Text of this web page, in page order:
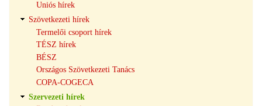
Uniós hírek
Szövetkezeti hírek
Termelői csoport hírek
TÉSZ hírek
BÉSZ
Országos Szövetkezeti Tanács
COPA-COGECA
Szervezeti hírek